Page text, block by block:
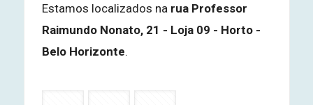
Estamos localizados na rua Professor
Raimundo Nonato, 21 - Loja 09 - Horto -
Belo Horizonte.